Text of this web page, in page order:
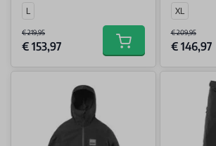
L
€ 219,95
€ 153,97 Add to cart
XL
€ 209,95
€ 146,97